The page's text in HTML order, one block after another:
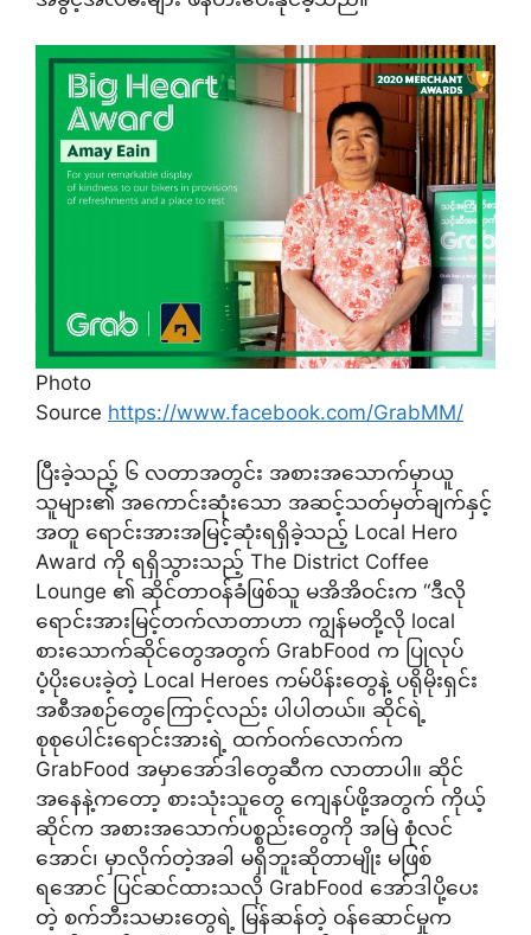
Photo
Source https://www.facebook.com/GrabMM/
ပြီးခဲ့သည့် ၆ လတာအတွင်း အစားအသောက်မှာယူ
သူများ၏ အကောင်းဆုံးသော အဆင့်သတ်မှတ်ချက်နှင့်
အတူ ရောင်းအားအမြင့်ဆုံးရရှိခဲ့သည့် Local Hero
Award ကို ရရှိသွားသည့် The District Coffee
Lounge ၏ ဆိုင်တာဝန်ခံဖြစ်သူ မအိအိဝင်းက “ဒီလို
ရောင်းအားမြင့်တက်လာတာဟာ ကျွန်မတို့လို local
စားသောက်ဆိုင်တွေအတွက် GrabFood က ပြုလုပ်
ပံ့ပိုးပေးခဲ့တဲ့ Local Heroes ကမ်ပိန်းတွေနဲ့ ပရိုမိုးရှင်း
အစီအစဉ်တွေကြောင့်လည်း ပါပါတယ်။ ဆိုင်ရဲ့
စုစုပေါင်းရောင်းအားရဲ့ ထက်ဝက်လောက်က
GrabFood အမှာအော်ဒါတွေဆီက လာတာပါ။ ဆိုင်
အနေနဲ့ကတော့ စားသုံးသူတွေ ကျေနပ်ဖို့အတွက် ကိုယ့်
ဆိုင်က အစားအသောက်ပစ္စည်းတွေကို အမြဲ စုံလင်
အောင်၊ မှာလိုက်တဲ့အခါ မရှိဘူးဆိုတာမျိုး မဖြစ်
ရအောင် ပြင်ဆင်ထားသလို GrabFood အော်ဒါပို့ပေး
တဲ့ စက်ဘီးသမားတွေရဲ့ မြန်ဆန်တဲ့ ဝန်ဆောင်မှုက